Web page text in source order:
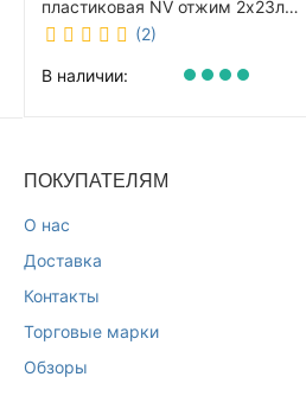
пластиковая NV отжим 2х23л
NV-11574
(2)
В наличии:
ПОКУПАТЕЛЯМ
О нас
Доставка
Контакты
Торговые марки
Обзоры